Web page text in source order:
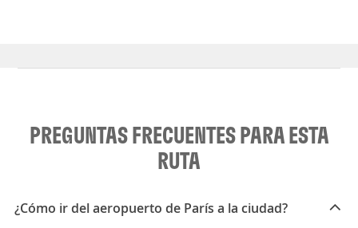
PREGUNTAS FRECUENTES PARA ESTA
RUTA
¿Cómo ir del aeropuerto de París a la ciudad?